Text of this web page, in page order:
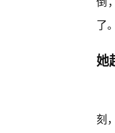
了
她
刻